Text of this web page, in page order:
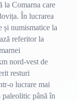
la Comarna care
În lucrarea
și numismatice la
referitor la
nord-vest de
resturi
o lucrare mai
până în